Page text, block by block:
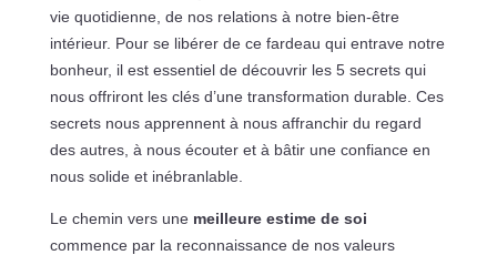
vie quotidienne, de nos relations à notre bien-être
intérieur. Pour se libérer de ce fardeau qui entrave notre
bonheur, il est essentiel de découvrir les 5 secrets qui
nous offriront les clés d’une transformation durable. Ces
secrets nous apprennent à nous affranchir du regard
des autres, à nous écouter et à bâtir une confiance en
nous solide et inébranlable.
Le chemin vers une meilleure estime de soi
commence par la reconnaissance de nos valeurs